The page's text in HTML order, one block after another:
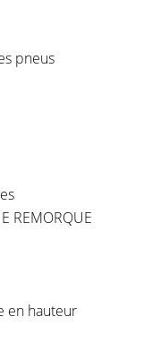
pneus
REMORQUE
en hauteur